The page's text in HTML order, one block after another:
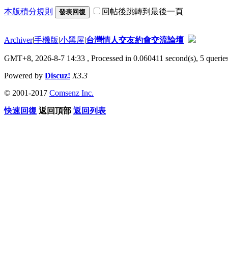
本版積分規則 發表回復 回帖後跳轉到最後一頁
Archiver|手機版|小黑屋|台灣情人交友約會交流論壇
GMT+8, 2026-8-7 14:33 , Processed in 0.060411 second(s), 5
Powered by Discuz! X3.3
© 2001-2017 Comsenz Inc.
快速回復 返回頂部 返回列表